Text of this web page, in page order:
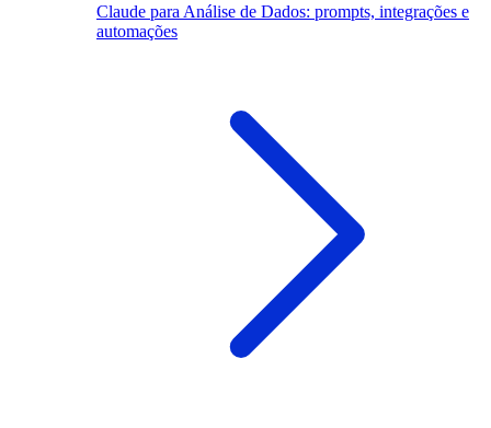
Claude para Análise de Dados: prompts, integrações e
automações